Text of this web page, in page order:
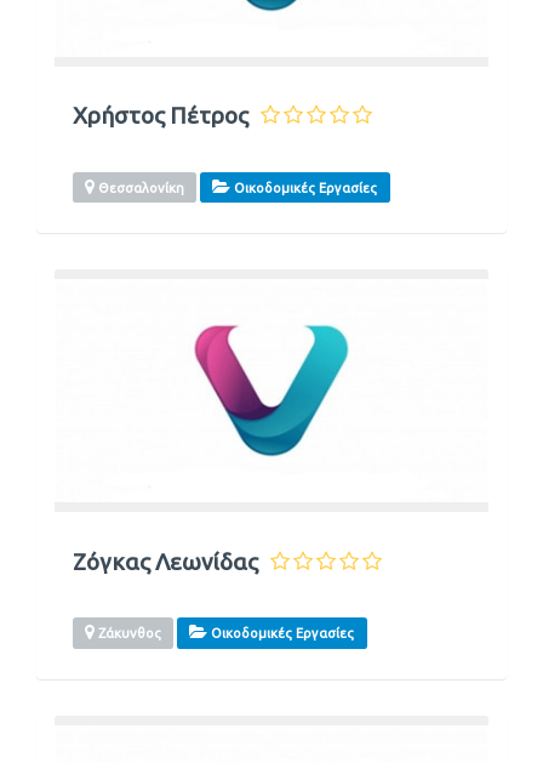
Χρήστος Πέτρος
Θεσσαλονίκη Οικοδομικές Εργασίες
Ζόγκας Λεωνίδας
Ζάκυνθος Οικοδομικές Εργασίες